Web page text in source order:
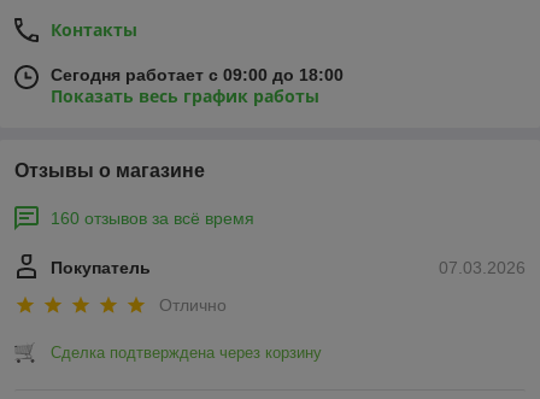
Контакты
Сегодня работает с 09:00 до 18:00
Показать весь график работы
Отзывы о магазине
160 отзывов за всё время
07.03.2026
Покупатель
Отлично
Сделка подтверждена через корзину